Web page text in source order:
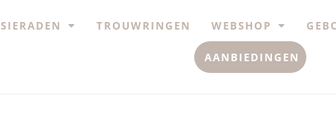
SIERADEN TROUWRINGEN WEBSHOP
AANBIEDINGEN